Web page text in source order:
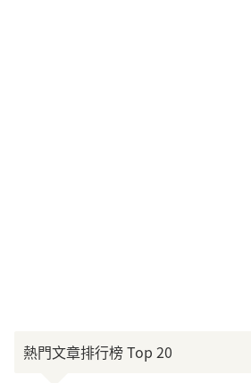
熱門文章排行榜 Top 20